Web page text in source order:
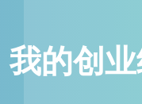
我的创